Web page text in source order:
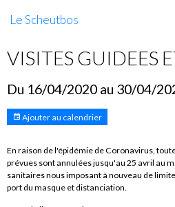
Le Scheutbos
VISITES GUIDEES
Du 16/04/2020 au 30/04/
Ajouter au calendrier
En raison de l'épidémie de Coronavirus,
prévues sont annulées jusqu'au 25 avril au
sanitaires nous imposant à nouveau de
port du masque et distanciation.